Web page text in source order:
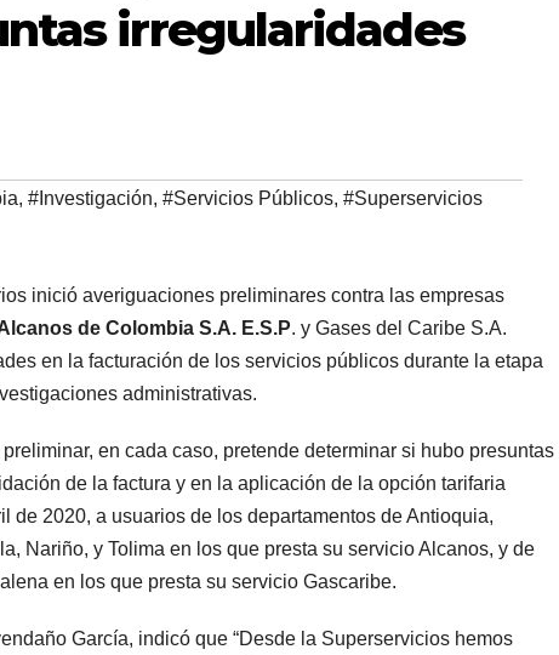
irregularidades
, #Investigación, #Servicios Públicos, #Superservicios
inició averiguaciones preliminares contra las empresas
de Colombia S.A. E.S.P. y Gases del Caribe S.A.
en la facturación de los servicios públicos durante la etapa
administrativas.
en cada caso, pretende determinar si hubo presuntas
de la factura y en la aplicación de la opción tarifaria
2020, a usuarios de los departamentos de Antioquia,
Nariño, y Tolima en los que presta su servicio Alcanos, y de
en los que presta su servicio Gascaribe.
García, indicó que “Desde la Superservicios hemos